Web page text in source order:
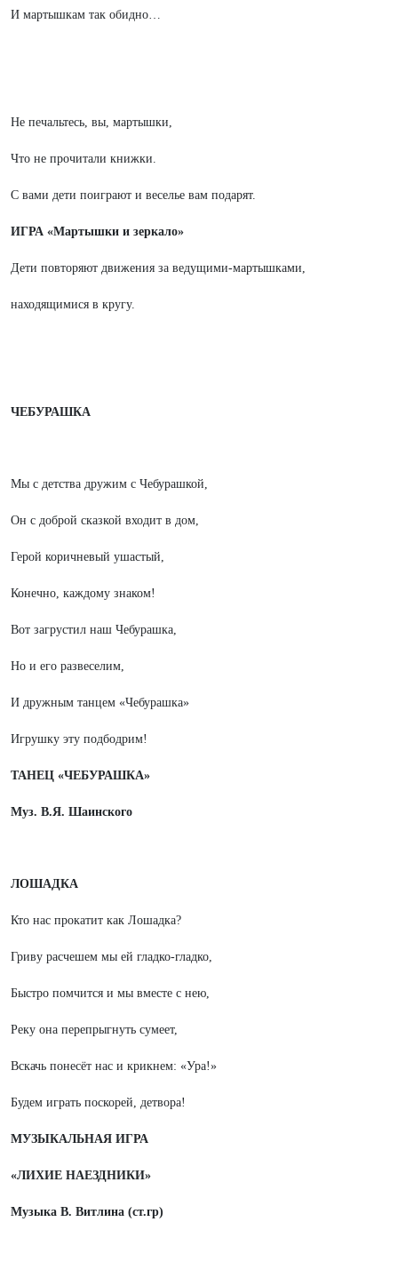
И мартышкам так обидно…
Не печальтесь, вы, мартышки,
Что не прочитали книжки.
С вами дети поиграют и веселье вам подарят.
ИГРА «Мартышки и зеркало»
Дети повторяют движения за ведущими-мартышками,
находящимися в кругу.
ЧЕБУРАШКА
Мы с детства дружим с Чебурашкой,
Он с доброй сказкой входит в дом,
Герой коричневый ушастый,
Конечно, каждому знаком!
Вот загрустил наш Чебурашка,
Но и его развеселим,
И дружным танцем «Чебурашка»
Игрушку эту подбодрим!
ТАНЕЦ «ЧЕБУРАШКА»
Муз. В.Я. Шаинского
ЛОШАДКА
Кто нас прокатит как Лошадка?
Гриву расчешем мы ей гладко-гладко,
Быстро помчится и мы вместе с нею,
Реку она перепрыгнуть сумеет,
Вскачь понесёт нас и крикнем: «Ура!»
Будем играть поскорей, детвора!
МУЗЫКАЛЬНАЯ ИГРА
«ЛИХИЕ НАЕЗДНИКИ»
Музыка В. Витлина (ст.гр)